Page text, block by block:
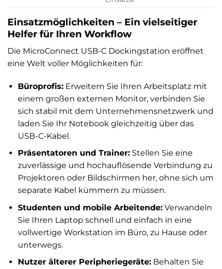
Einsatzmöglichkeiten – Ein vielseitiger
Helfer für Ihren Workflow
Die MicroConnect USB-C Dockingstation eröffnet
eine Welt voller Möglichkeiten für:
Büroprofis:Erweitern Sie Ihren Arbeitsplatz mit
einem großen externen Monitor, verbinden Sie
sich stabil mit dem Unternehmensnetzwerk und
laden Sie Ihr Notebook gleichzeitig über das
USB-C-Kabel.
Präsentatoren und Trainer:Stellen Sie eine
zuverlässige und hochauflösende Verbindung zu
Projektoren oder Bildschirmen her, ohne sich um
separate Kabel kümmern zu müssen.
Studenten und mobile Arbeitende:Verwandeln
Sie Ihren Laptop schnell und einfach in eine
vollwertige Workstation im Büro, zu Hause oder
unterwegs.
Nutzer älterer Peripheriegeräte:Behalten Sie